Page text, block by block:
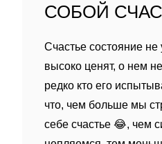
СОБОЙ
Счастье состояние
высоко ценят, о нем
редко кто его
что, чем больше мы
себе счастье 😂, чем